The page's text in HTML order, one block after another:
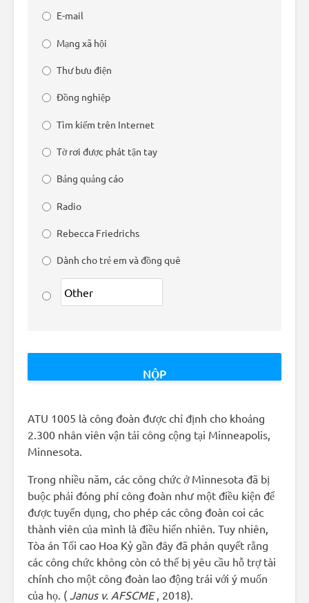
E-mail
Mạng xã hội
Thư bưu điện
Đồng nghiệp
Tìm kiếm trên Internet
Tờ rơi được phát tận tay
Bảng quảng cáo
Radio
Rebecca Friedrichs
Dành cho trẻ em và đồng quê
ATU 1005 là công đoàn được chỉ định cho khoảng
2.300 nhân viên vận tải công cộng tại Minneapolis,
Minnesota.
Trong nhiều năm, các công chức ở Minnesota đã bị
buộc phải đóng phí công đoàn như một điều kiện để
được tuyển dụng, cho phép các công đoàn coi các
thành viên của mình là điều hiển nhiên. Tuy nhiên,
Tòa án Tối cao Hoa Kỳ gần đây đã phán quyết rằng
các công chức không còn có thể bị yêu cầu hỗ trợ tài
chính cho một công đoàn lao động trái với ý muốn
của họ. ( Janus v. AFSCME, 2018).